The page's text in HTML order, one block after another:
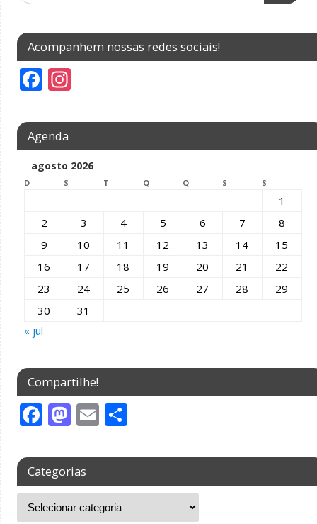
Acompanhem nossas redes sociais!
F
ac
e
b
o
k
In
a
gr
a
Agenda
agosto 2026
D S T Q Q S S
1
2
3 4 5 6 7
8
9
10 11 12 13 14
15
16
17 18 19 20 21
22
23
24 25 26 27 28
29
30
31
« jul
Compartilhe!
F
ac
e
b
o
M
as
to
d
o
E
m
ai
l
S
ar
e
Categorias